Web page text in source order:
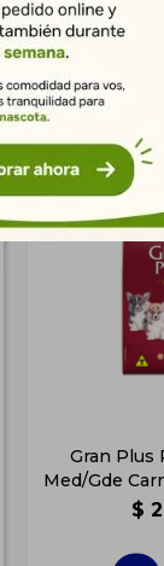
que
Gran Plus
Med/Gde
$